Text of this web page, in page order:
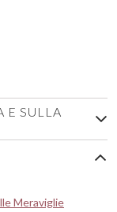
E SULLA
Meraviglie